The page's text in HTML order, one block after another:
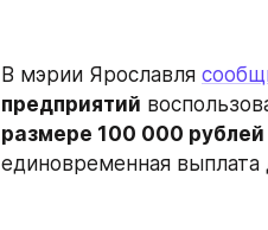
В мэрии Ярославля
предприятий
размере 100 000 рублей
единовременная выплата